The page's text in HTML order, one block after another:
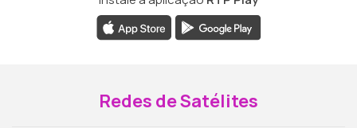
Redes de Satélites